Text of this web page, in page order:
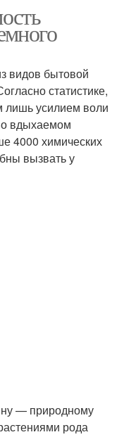
видов бытовой
статистике,
лишь усилием воли
вдыхаемом
4000 химических
вызвать у
— природному
рода